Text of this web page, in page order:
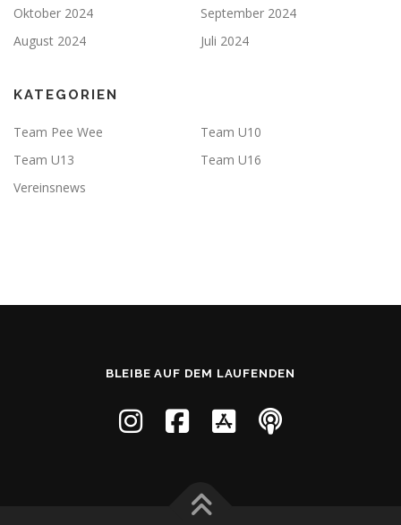
Oktober 2024
September 2024
August 2024
Juli 2024
KATEGORIEN
Team Pee Wee
Team U10
Team U13
Team U16
Vereinsnews
BLEIBE AUF DEM LAUFENDEN